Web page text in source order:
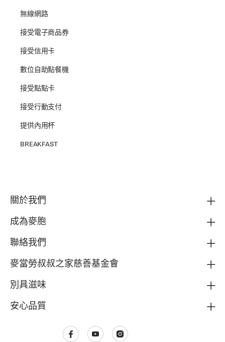
無線網路
接受電子商品券
接受信用卡
數位自助點餐機
接受點點卡
接受行動支付
提供內用杯
BREAKFAST
關於我們
成為麥胞
聯絡我們
麥當勞叔叔之家慈善基金會
別具滋味
安心品質